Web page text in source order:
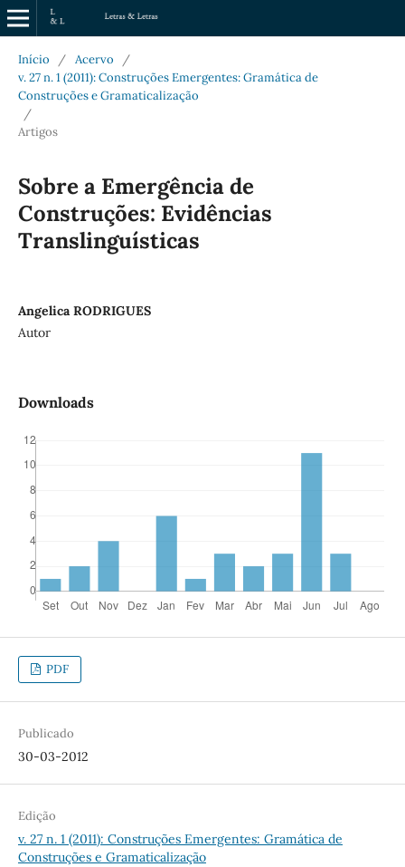
Início / Acervo
/
v. 27 n. 1 (2011): Construções Emergentes: Gramática de
Construções e Gramaticalização
/
Artigos
Sobre a Emergência de
Construções: Evidências
Translinguísticas
Angelica RODRIGUES
Autor
Downloads
PDF
Publicado
30-03-2012
Edição
v. 27 n. 1 (2011): Construções Emergentes: Gramática de
Construções e Gramaticalização